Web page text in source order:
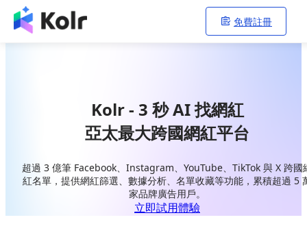
免費註冊
Kolr - 3 秒 AI 找網紅
亞太最大跨國網紅平台
超過 3 億筆 Facebook、Instagram、YouTube、TikTok 與 X 跨國
紅名單，提供網紅篩選、數據分析、名單收藏等功能，累積超過 5
家品牌廣告用戶。
立即試用體驗